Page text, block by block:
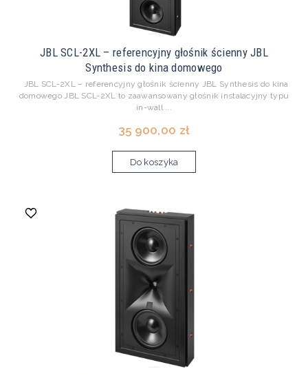
JBL SCL-2XL – referencyjny głośnik ścienny JBL
Synthesis do kina domowego
JBL SCL-2XL – referencyjny głośnik ścienny JBL Synthesis do kina
domowego JBL SCL-2XL to zaawansowany głośnik instalacyjny typu
in-wall ...
35 900,00 zł
Do koszyka